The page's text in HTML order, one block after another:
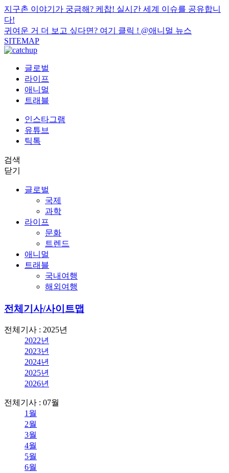
지구촌 이야기가 궁금해? 케찹! 실시간 세계 이슈를 공유합니
다!
귀여운 거 더 보고 싶다면? 여기 클릭 ! @애니멀 뉴스
SITEMAP
글로벌
라이프
애니멀
트래블
인스타그램
유튜브
틱톡
검색
닫기
글로벌
국제
과학
라이프
문화
트렌드
애니멀
트래블
국내여행
해외여행
전체기사/사이트맵
전체기사 : 2025년
2022년
2023년
2024년
2025년
2026년
전체기사 : 07월
1월
2월
3월
4월
5월
6월